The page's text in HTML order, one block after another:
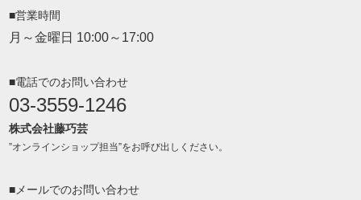
■営業時間
月～金曜日 10:00～17:00
■電話でのお問い合わせ
03-3559-1246
株式会社藤巧芸
”オンラインショップ担当”をお呼び出しください。
■メールでのお問い合わせ